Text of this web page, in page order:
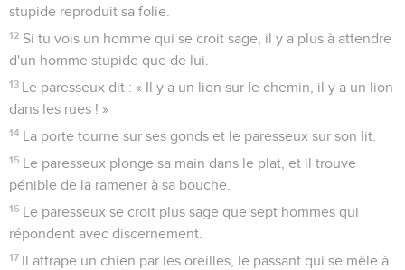
stupide reproduit sa folie.
12 Si tu vois un homme qui se croit sage, il y a plus à attendre
d'un homme stupide que de lui.
13 Le paresseux dit : « Il y a un lion sur le chemin, il y a un lion
dans les rues ! »
14 La porte tourne sur ses gonds et le paresseux sur son lit.
15 Le paresseux plonge sa main dans le plat, et il trouve
pénible de la ramener à sa bouche.
16 Le paresseux se croit plus sage que sept hommes qui
répondent avec discernement.
17 Il attrape un chien par les oreilles, le passant qui se mêle à